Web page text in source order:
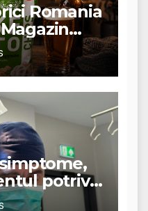
Romania
potrivit